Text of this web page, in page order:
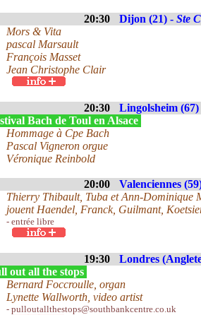
20:30 Dijon (21) - Ste
Mors & Vita
pascal Marsault
François Masset
Jean Christophe Clair
20:30 Lingolsheim (67)
Bach de Toul en Alsace
Hommage à Cpe Bach
Pascal Vigneron orgue
Véronique Reinbold
20:00 Valenciennes
Thierry Thibault, Tuba et Ann-Dominique
jouent Haendel, Franck, Guilmant,
- entrée libre
19:30 Londres
out all the stops
Bernard Foccroulle, organ
Lynette Wallworth, video artist
- pulloutallthestops@southbankcentre.co.uk